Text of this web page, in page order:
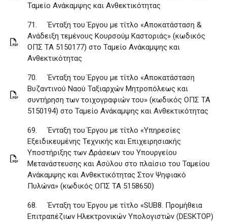
Ταμείο Ανάκαμψης και Ανθεκτικότητας
71.
Ένταξη του Έργου με τίτλο «Αποκατάσταση &
Ανάδειξη τεμένους Κουρσούμ Καστοριάς» (κωδικός
ΟΠΣ ΤΑ 5150177) στο Ταμείο Ανάκαμψης και
Ανθεκτικότητας
70.
Ένταξη του Έργου με τίτλο «Αποκατάσταση
Βυζαντινού Ναού Ταξιαρχών Μητροπόλεως και
συντήρηση των τοιχογραφιών του» (κωδικός ΟΠΣ ΤΑ
5150194) στο Ταμείο Ανάκαμψης και Ανθεκτικότητας
69.
Ένταξη του Έργου με τίτλο «Yπηρεσίες
Εξειδικευμένης Τεχνικής και Επιχειρησιακής
Υποστήριξης των Δράσεων του Υπουργείου
Μετανάστευσης και Ασύλου στο πλαίσιο του Ταμείου
Ανάκαμψης και Ανθεκτικότητας Στον Ψηφιακό
Πυλώνα» (κωδικός ΟΠΣ ΤΑ 5158650)
68.
Ένταξη του Έργου με τίτλο «SUB8. Προμήθεια
Επιτραπέζιων Ηλεκτρονικών Υπολογιστών (DESKTOP)